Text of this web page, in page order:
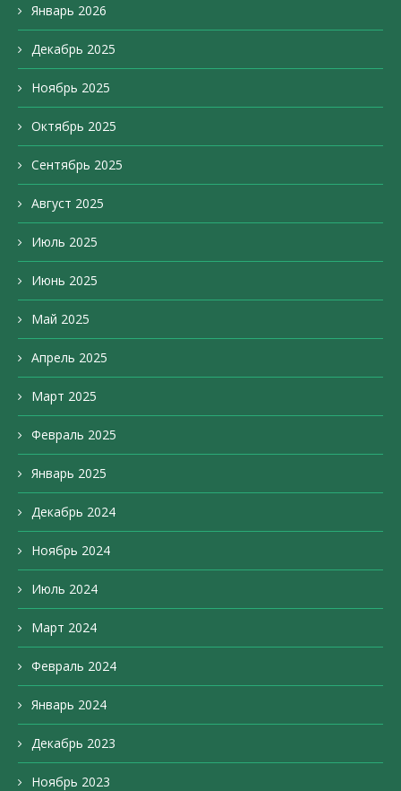
Январь 2026
Декабрь 2025
Ноябрь 2025
Октябрь 2025
Сентябрь 2025
Август 2025
Июль 2025
Июнь 2025
Май 2025
Апрель 2025
Март 2025
Февраль 2025
Январь 2025
Декабрь 2024
Ноябрь 2024
Июль 2024
Март 2024
Февраль 2024
Январь 2024
Декабрь 2023
Ноябрь 2023